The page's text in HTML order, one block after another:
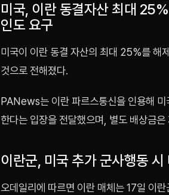
미국, 이란 동결자산 최대
인도 요구
미국이 이란 동결 자산의 최대 25%를 해
것으로 전해졌다.
PANews는 이란 파르스통신을 인용해
한다는 입장을 전달했으며, 별도 배상금
이란군, 미국 추가 군사행동
오데일리에 따르면 이란 매체는 17일 이